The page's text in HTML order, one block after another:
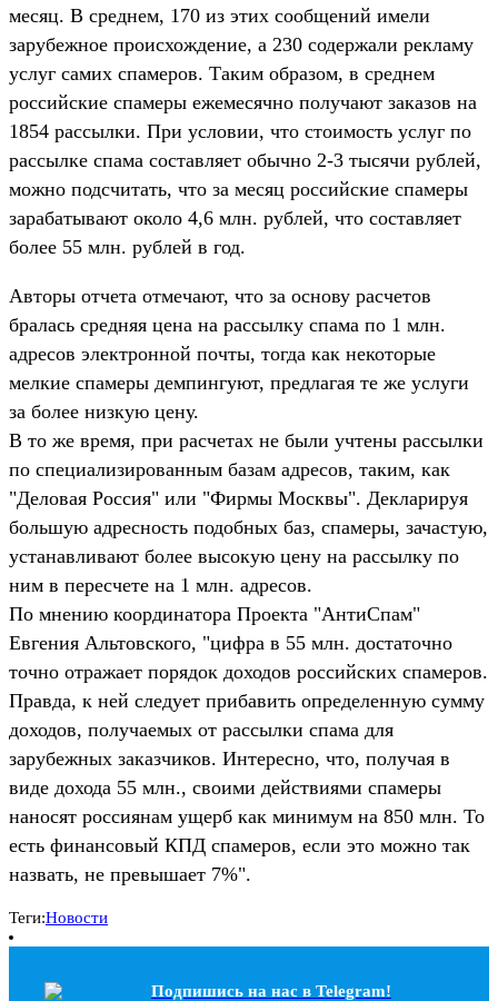
месяц. В среднем, 170 из этих сообщений имели
зарубежное происхождение, а 230 содержали рекламу
услуг самих спамеров. Таким образом, в среднем
российские спамеры ежемесячно получают заказов на
1854 рассылки. При условии, что стоимость услуг по
рассылке спама составляет обычно 2-3 тысячи рублей,
можно подсчитать, что за месяц российские спамеры
зарабатывают около 4,6 млн. рублей, что составляет
более 55 млн. рублей в год.
Авторы отчета отмечают, что за основу расчетов
бралась средняя цена на рассылку спама по 1 млн.
адресов электронной почты, тогда как некоторые
мелкие спамеры демпингуют, предлагая те же услуги
за более низкую цену.
В то же время, при расчетах не были учтены рассылки
по специализированным базам адресов, таким, как
"Деловая Россия" или "Фирмы Москвы". Декларируя
большую адресность подобных баз, спамеры, зачастую,
устанавливают более высокую цену на рассылку по
ним в пересчете на 1 млн. адресов.
По мнению координатора Проекта "АнтиСпам"
Евгения Альтовского, "цифра в 55 млн. достаточно
точно отражает порядок доходов российских спамеров.
Правда, к ней следует прибавить определенную сумму
доходов, получаемых от рассылки спама для
зарубежных заказчиков. Интересно, что, получая в
виде дохода 55 млн., своими действиями спамеры
наносят россиянам ущерб как минимум на 850 млн. То
есть финансовый КПД спамеров, если это можно так
назвать, не превышает 7%".
Теги:Новости
Подпишись на наc в Telegram!